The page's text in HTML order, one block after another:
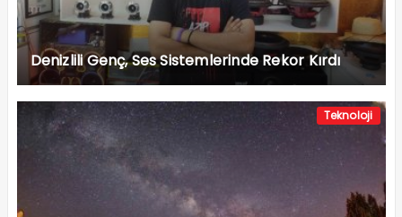
Denizlili Genç, Ses Sistemlerinde Rekor Kırdı
Teknoloji